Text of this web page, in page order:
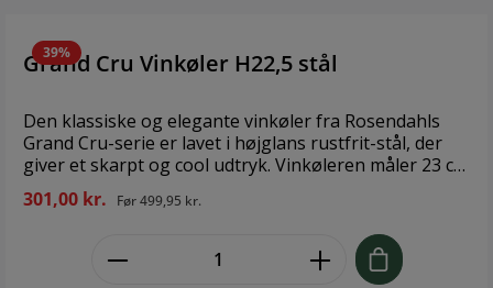
39%
Grand Cru Vinkøler H22,5 stål
Den klassiske og elegante vinkøler fra Rosendahls
Grand Cru-serie er lavet i højglans rustfrit-stål, der
giver et skarpt og cool udtryk. Vinkøleren måler 23 cm
i højden og 12 cm i diameter og er perfekt til at holde
vinen kold under middagen – uanset om det er på
terrassen eller ved middagsbordet. Den passer
desuden rigtig godt sammen med isspanden og de
mange andre skønne produkter fra Grand Cru-serien.
301,00 kr. Før499,95 kr.